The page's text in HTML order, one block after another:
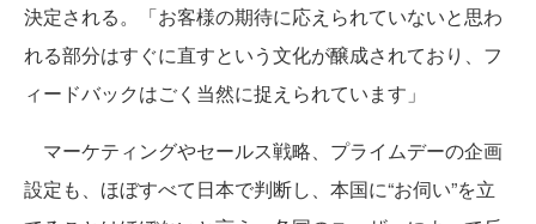
決定される。「お客様の期待に応えられていないと思わ
れる部分はすぐに直すという文化が醸成されており、フ
ィードバックはごく当然に捉えられています」
マーケティングやセールス戦略、プライムデーの企画
設定も、ほぼすべて日本で判断し、本国に“お伺い”を立